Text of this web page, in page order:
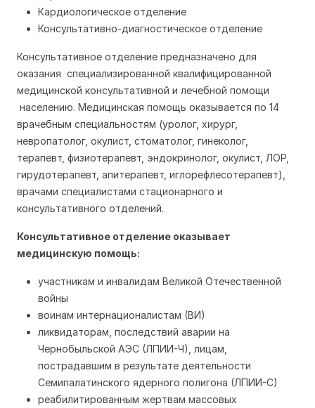
Кардиологическое отделение
Консультативно-диагностическое отделение
Консультативное отделение предназначено для
оказания специализированной квалифицированной
медицинской консультативной и лечебной помощи
населению. Медицинская помощь оказывается по 14
врачебным специальностям (уролог, хирург,
невропатолог, окулист, стоматолог, гинеколог,
терапевт, физиотерапевт, эндокринолог, окулист, ЛОР,
гирудотерапевт, апитерапевт, иглорефлесотерапевт),
врачами специалистами стационарного и
консультативного отделений.
Консультативное отделение оказывает
медицинскую помощь:
участникам и инвалидам Великой Отечественной
войны
воинам интернационалистам (ВИ)
ликвидаторам, последствий аварии на
Чернобыльской АЭС (ЛПИИ-Ч), лицам,
пострадавшим в результате деятельности
Семипалатинского ядерного полигона (ЛПИИ-С)
реабилитированным жертвам массовых